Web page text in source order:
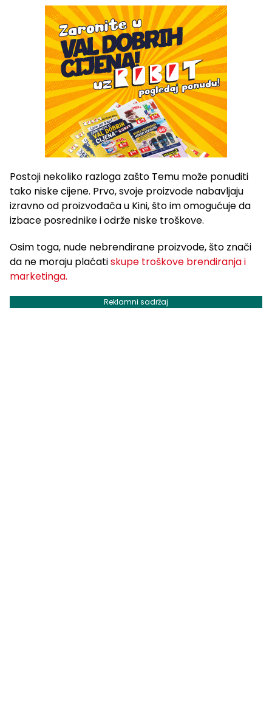
Postoji nekoliko razloga zašto Temu može ponuditi
tako niske cijene. Prvo, svoje proizvode nabavljaju
izravno od proizvođača u Kini, što im omogućuje da
izbace posrednike i održe niske troškove.
Osim toga, nude nebrendirane proizvode, što znači
da ne moraju plaćatiskupe troškove brendiranja i
marketinga.
Reklamni sadržaj